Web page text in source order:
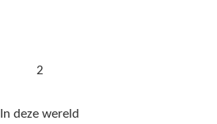
2
In deze wereld